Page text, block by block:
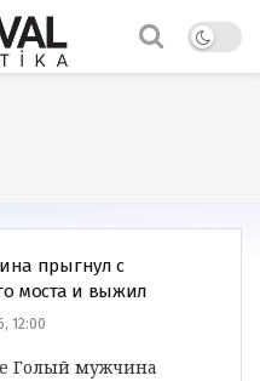
прыгнул с
моста и выжил
12:00
Голый мужчина